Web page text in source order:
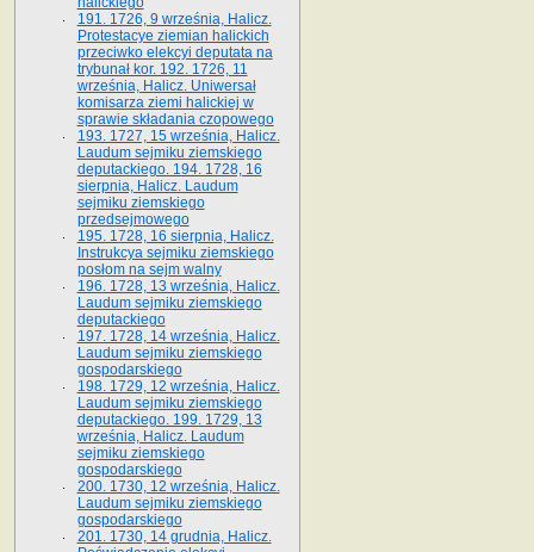
191. 1726, 9 września, Halicz.
Protestacye ziemian halickich
przeciwko elekcyi deputata na
trybunał kor. 192. 1726, 11
września, Halicz. Uniwersał
komisarza ziemi halickiej w
sprawie składania czopowego
193. 1727, 15 września, Halicz.
Laudum sejmiku ziemskiego
deputackiego. 194. 1728, 16
sierpnia, Halicz. Laudum
sejmiku ziemskiego
przedsejmowego
195. 1728, 16 sierpnia, Halicz.
Instrukcya sejmiku ziemskiego
posłom na sejm walny
196. 1728, 13 września, Halicz.
Laudum sejmiku ziemskiego
deputackiego
197. 1728, 14 września, Halicz.
Laudum sejmiku ziemskiego
gospodarskiego
198. 1729, 12 września, Halicz.
Laudum sejmiku ziemskiego
deputackiego. 199. 1729, 13
września, Halicz. Laudum
sejmiku ziemskiego
gospodarskiego
200. 1730, 12 września, Halicz.
Laudum sejmiku ziemskiego
gospodarskiego
201. 1730, 14 grudnia, Halicz.